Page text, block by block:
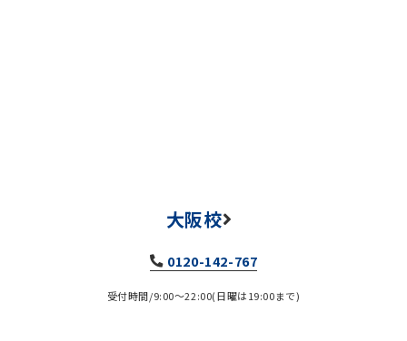
大阪校
0120-142-767
受付時間/9:00～22:00(日曜は19:00まで)